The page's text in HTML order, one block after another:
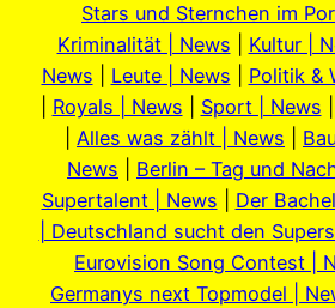
Stars und Sternchen im
Kriminalität | News
Kultur |
News
Leute | News
Politik &
Royals | News Sport | News
Alles was zählt | News
News
Berlin – Tag und
Supertalent | News
Der
| Deutschland sucht den
Eurovision Song Contest |
Germanys next Topmodel |